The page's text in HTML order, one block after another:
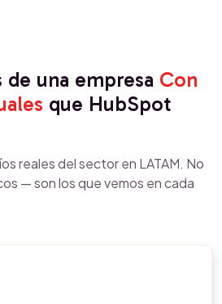
una empresa Con
que HubSpot
reales del sector en LATAM. No
— son los que vemos en cada